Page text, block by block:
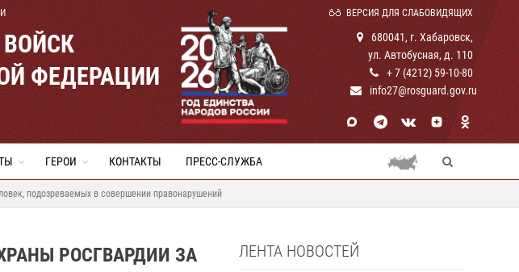
ВЕРСИЯ ДЛЯ СЛАБОВИДЯЩИХ
ФЕДЕРАЦИИ
680041, г. Хабаровск,
ул. Автобусная, д. 110
+ 7 (4212) 59-10-80
info27@rosguard.gov.ru
ГЕРОИ КОНТАКТЫ ПРЕСС-СЛУЖБА
подозреваемых в совершении правонарушений
РОСГВАРДИИ ЗА
ЛЕНТА НОВОСТЕЙ